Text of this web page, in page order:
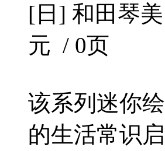
[日] 和田琴
元 / 0页
该系列迷你
的生活常识